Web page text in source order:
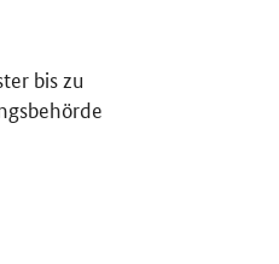
bis zu